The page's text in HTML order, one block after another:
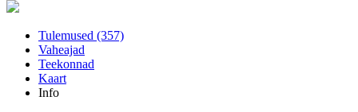
Tulemused (357)
Vaheajad
Teekonnad
Kaart
Info